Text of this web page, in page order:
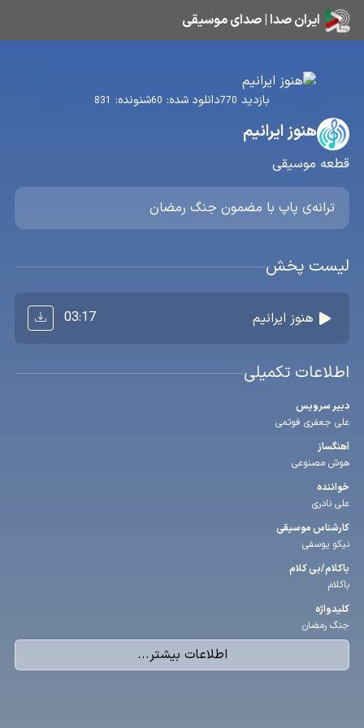
ایران صدا | صدای موسیقی
بازدید 770دانلود شده: 60شنونده: 831
هنوز ایرانیم
قطعه موسیقی
ترانه‌ی پاپ با مضمون جنگ رمضان
لیست پخش
هنوز ایرانیم 03:17
اطلاعات تکمیلی
دبیر سرویس
علی جعفری فوتمی
آهنگساز
هوش مصنوعی
خواننده
علی نادری
كارشناس موسیقی
نیکو یوسفی
باكلام/بی كلام
باکلام
كلیدواژه
جنگ رمضان
اطلاعات بیشتر...